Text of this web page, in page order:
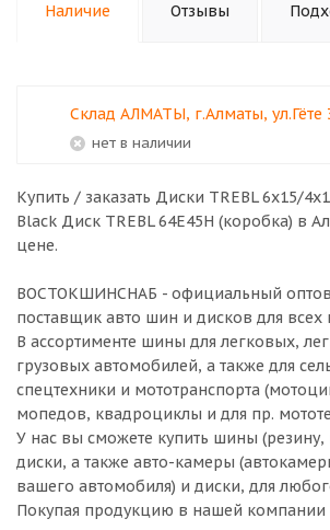
Наличие Отзывы
Склад АЛМАТЫ, г.Алматы, ул.Гёте
Нет в наличии
Купить / заказать Диски TREBL 6x15/
Black Диск TREBL 64E45H (коробка) в
цене.
ВОСТОКШИНСНАБ - официальный
поставщик авто шин и дисков для всех
В ассортименте шины для легковых,
грузовых автомобилей, а также для
спецтехники и мототранспорта
мопедов, квадроциклы и для пр.
У нас вы сможете купить шины
диски, а также авто-камеры
вашего автомобиля) и диски, для
Покупая продукцию в нашей